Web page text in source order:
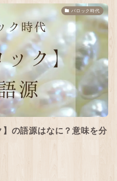
バロック時代
の語源はなに？意味を分